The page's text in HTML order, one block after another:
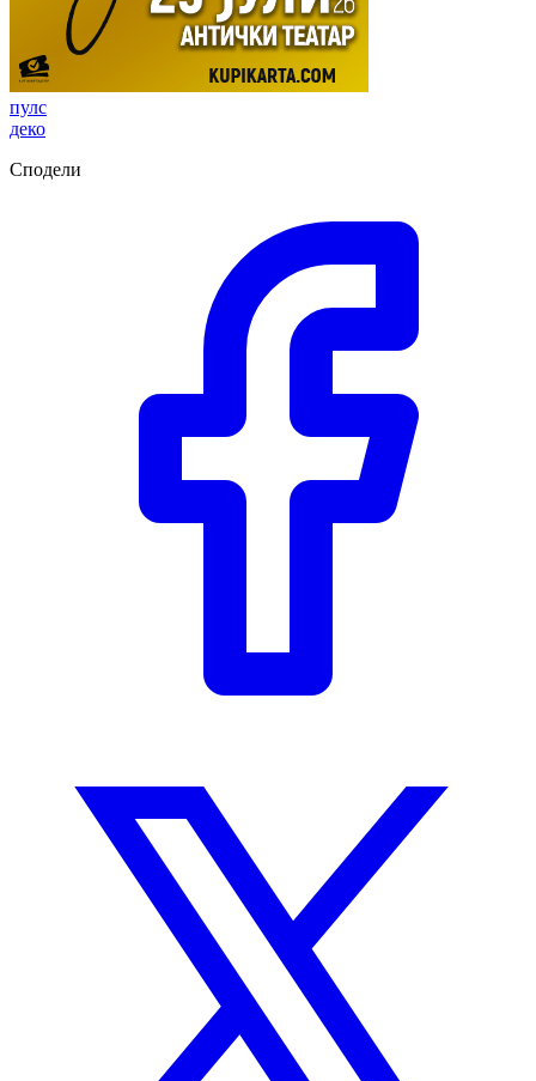
пулс
деко
Сподели